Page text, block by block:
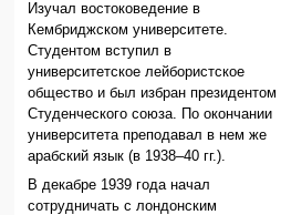
Изучал востоковедение в
Кембриджском университете.
Студентом вступил в
университетское лейбористское
общество и был избран президентом
Студенческого союза. По окончании
университета преподавал в нем же
арабский язык (в 1938–40 гг.).
В декабре 1939 года начал
сотрудничать с лондонским